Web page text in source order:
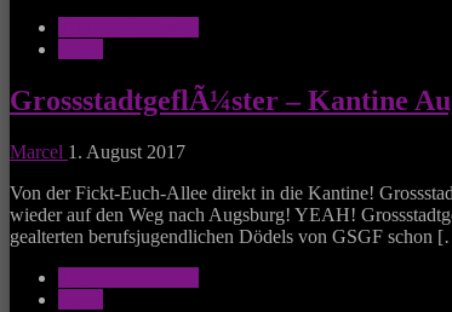
GrossstadtgeflÃ¼ster – Kantine
Marcel 1. August 2017
Von der Fickt-Euch-Allee direkt in die Kantine!
wieder auf den Weg nach Augsburg! YEAH!
gealterten berufsjugendlichen Dödels von GSGF schon